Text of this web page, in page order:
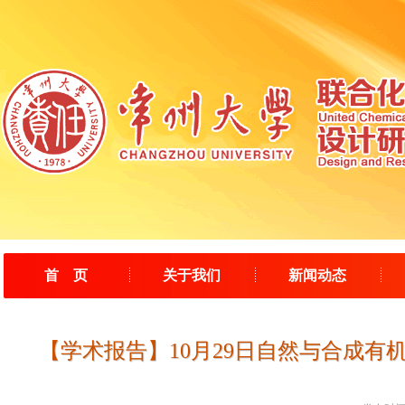
首 页 关于我们 新闻动态
【学术报告】10月29日自然与合成